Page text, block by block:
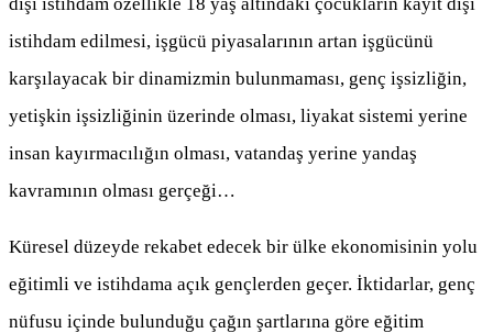
istihdam edilmesi, işgücü piyasalarının artan işgücünü
karşılayacak bir dinamizmin bulunmaması, genç işsizliğin,
yetişkin işsizliğinin üzerinde olması, liyakat sistemi yerine
insan kayırmacılığın olması, vatandaş yerine yandaş
kavramının olması gerçeği…
Küresel düzeyde rekabet edecek bir ülke ekonomisinin yolu
eğitimli ve istihdama açık gençlerden geçer. İktidarlar, genç
nüfusu içinde bulunduğu çağın şartlarına göre eğitim